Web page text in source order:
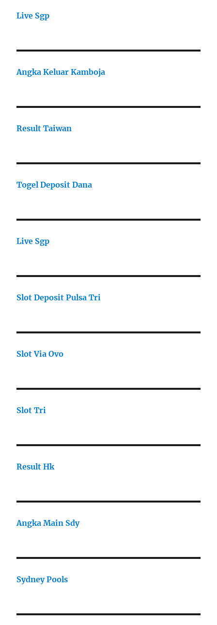
Live Sgp
Angka Keluar Kamboja
Result Taiwan
Togel Deposit Dana
Live Sgp
Slot Deposit Pulsa Tri
Slot Via Ovo
Slot Tri
Result Hk
Angka Main Sdy
Sydney Pools